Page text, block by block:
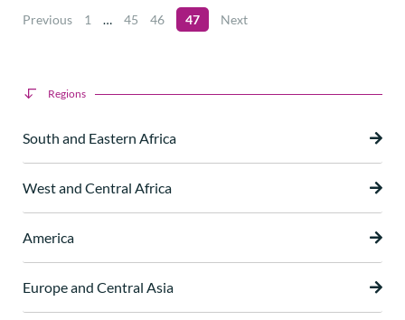
Previous 1 … 45 46 47 Next
Regions
South and Eastern Africa
West and Central Africa
America
Europe and Central Asia